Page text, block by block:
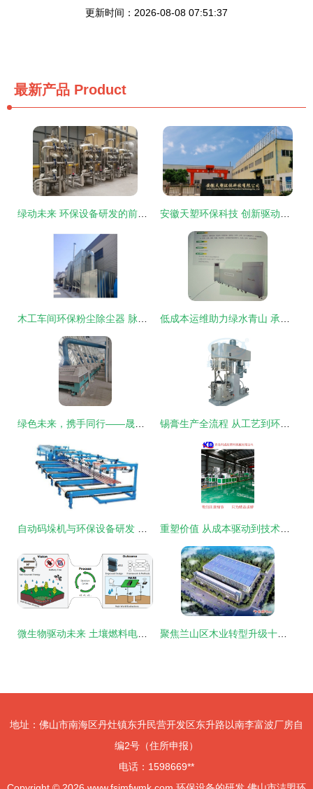
更新时间：2026-08-08 07:51:37
最新产品 Product
地址：佛山市南海区丹灶镇东升民营开发区东升路以南李富波厂房自
编2号（住所申报）
电话：1598669**